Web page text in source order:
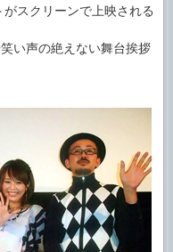
スクリーンで上映される
い声の絶えない舞台挨拶